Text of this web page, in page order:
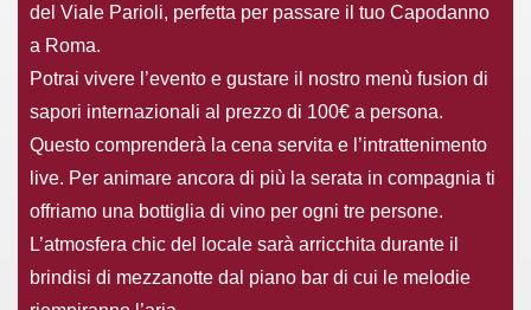
del Viale Parioli, perfetta per passare il tuo Capodanno
a Roma.
Potrai vivere l’evento e gustare il nostro menù fusion di
sapori internazionali al prezzo di 100€ a persona.
Questo comprenderà la cena servita e l’intrattenimento
live. Per animare ancora di più la serata in compagnia ti
offriamo una bottiglia di vino per ogni tre persone.
L’atmosfera chic del locale sarà arricchita durante il
brindisi di mezzanotte dal piano bar di cui le melodie